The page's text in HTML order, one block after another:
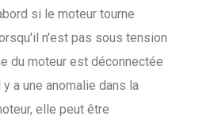
si le moteur tourne
n'est pas sous tension
du moteur est déconnectée
a une anomalie dans la
elle peut être